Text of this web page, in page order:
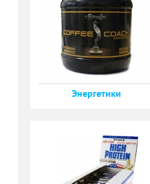
Энергетики